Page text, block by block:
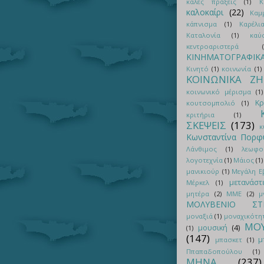
καλοκαίρι (22)
κάπνισμα
(1)
Καρέλια
Καταλονία
(1)
κεντροαριστερά
Κινητό (1) κοινωνία (1)
ΚΟΙΝΩΝΙΚΑ
κοινωνικό μέρισμα (1)
κουτσομπολιό
(1)
κριτήρια (1)
ΣΚΕΨΕΙΣ (173)
Κωνσταντίνα
Λάνθιμος (1)
λογοτεχνία (1) Μάιος (1)
μανικιούρ (1) Μεγάλη
Μέρκελ
(1)
μητέρα (2) ΜΜΕ (2)
ΜΟΛΥΒΕΝΙΟ
μοναξιά (1)
(1) μουσική (4)
(147)
μπασκετ (1)
Ππαπαδοπούλου (1)